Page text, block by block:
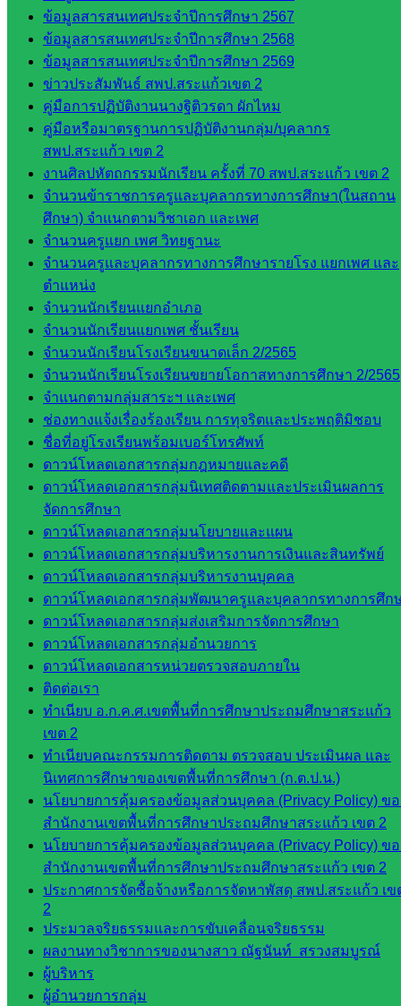
ข้อมูลสารสนเทศประจำปีการศึกษา 2567
ข้อมูลสารสนเทศประจำปีการศึกษา 2568
ข้อมูลสารสนเทศประจำปีการศึกษา 2569
ข่าวประสัมพันธ์ สพป.สระแก้วเขต 2
คู่มือการปฏิบัติงานนางฐิติวรดา ผักไหม
คู่มือหรือมาตรฐานการปฏิบัติงานกลุ่ม/บุคลากร
สพป.สระแก้ว เขต 2
งานศิลปหัตถกรรมนักเรียน ครั้งที่ 70 สพป.สระแก้ว เขต 2
จำนวนข้าราชการครูและบุคลากรทางการศึกษา(ในสถาน
ศึกษา) จำแนกตามวิชาเอก และเพศ
จำนวนครูแยก เพศ วิทยฐานะ
จำนวนครูและบุคลากรทางการศึกษารายโรง แยกเพศ และ
ตำแหน่ง
จำนวนนักเรียนแยกอำเภอ
จำนวนนักเรียนแยกเพศ ชั้นเรียน
จำนวนนักเรียนโรงเรียนขนาดเล็ก 2/2565
จำนวนนักเรียนโรงเรียนขยายโอกาสทางการศึกษา 2/2565
จำแนกตามกลุ่มสาระฯ และเพศ
ช่องทางแจ้งเรื่องร้องเรียน การทุจริตและประพฤติมิชอบ
ชื่อที่อยู่โรงเรียนพร้อมเบอร์โทรศัพท์
ดาวน์โหลดเอกสารกลุ่มกฎหมายและคดี
ดาวน์โหลดเอกสารกลุ่มนิเทศติดตามและประเมินผลการ
จัดการศึกษา
ดาวน์โหลดเอกสารกลุ่มนโยบายและแผน
ดาวน์โหลดเอกสารกลุ่มบริหารงานการเงินและสินทรัพย์
ดาวน์โหลดเอกสารกลุ่มบริหารงานบุคคล
ดาวน์โหลดเอกสารกลุ่มพัฒนาครูและบุคลากรทางการศึก
ดาวน์โหลดเอกสารกลุ่มส่งเสริมการจัดการศึกษา
ดาวน์โหลดเอกสารกลุ่มอำนวยการ
ดาวน์โหลดเอกสารหน่วยตรวจสอบภายใน
ติดต่อเรา
ทำเนียบ อ.ก.ค.ศ.เขตพื้นที่การศึกษาประถมศึกษาสระแก้ว
เขต 2
ทำเนียบคณะกรรมการติดตาม ตรวจสอบ ประเมินผล และ
นิเทศการศึกษาของเขตพื้นที่การศึกษา (ก.ต.ป.น.)
นโยบายการคุ้มครองข้อมูลส่วนบุคคล (Privacy Policy) ข
สำนักงานเขตพื้นที่การศึกษาประถมศึกษาสระแก้ว เขต 2
นโยบายการคุ้มครองข้อมูลส่วนบุคคล (Privacy Policy) ข
สำนักงานเขตพื้นที่การศึกษาประถมศึกษาสระแก้ว เขต 2
ประกาศการจัดซื้อจ้างหรือการจัดหาพัสดุ สพป.สระแก้ว เข
2
ประมวลจริยธรรมและการขับเคลื่อนจริยธรรม
ผลงานทางวิชาการของนางสาว ณัฐนันท์ สรวงสมบูรณ์
ผู้บริหาร
ผู้อำนวยการกลุ่ม
กลุ่ม
บริหาร
งาน
บุคคล
กลุ่ม
พัฒนาครู
และบุ
คลากรฯ
กลุ่มนิ
เทศ
ติดตาม
และประ
เมินผลฯ
เว็บไซต์
หลักสูตร
ต้าน
ทุจริต
นิเทศ
ศน.นิพนธ์
พรมพิไล
นิเทศ
ศน.ชยา
ศน.อัญชลี
ห้อง
นิเทศ
ดร.สราว
ดี เพ็งศรี
โคตร
เว็บไซต์
คณะ
กรรมการ
ก.ต.ป.น.
เว็บไซต์
อ.ค.ก.ศ.เขต
พื้นที่การ
ศึกษา
ดาวน์โหลด
เอกสาร